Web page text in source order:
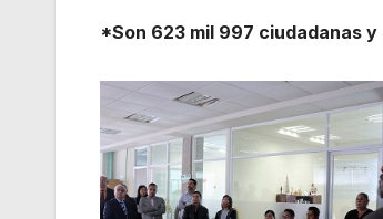
*Son 623 mil 997 ciudadanas